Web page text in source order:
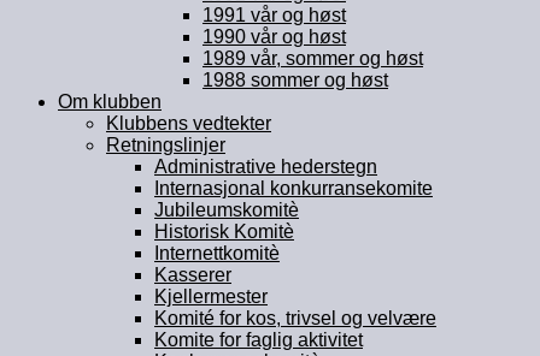
1991 vår og høst
1990 vår og høst
1989 vår, sommer og høst
1988 sommer og høst
Om klubben
Klubbens vedtekter
Retningslinjer
Administrative hederstegn
Internasjonal konkurransekomite
Jubileumskomitè
Historisk Komitè
Internettkomitè
Kasserer
Kjellermester
Komité for kos, trivsel og velvære
Komite for faglig aktivitet